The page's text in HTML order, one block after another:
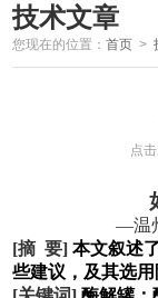
技术文章
您现在的位置：首页 >
点
—温
[摘 要]本文叙述
些建议，及其选